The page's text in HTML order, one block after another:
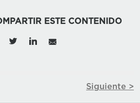
ESTE CONTENIDO
Siguiente >